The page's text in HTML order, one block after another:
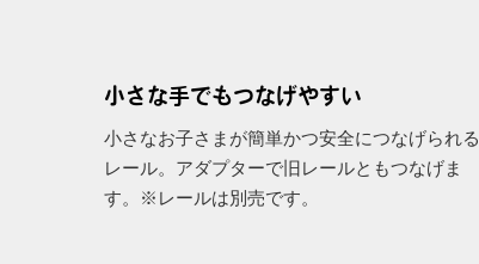
小さな手でもつなげやすい
小さなお子さまが簡単かつ安全につなげられる
レール。アダプターで旧レールともつなげま
す。※レールは別売です。